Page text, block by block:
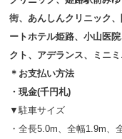
街、あんしんクリニック
ートホテル姫路、小山医
クト、アデランス、ミニ
＊お支払い方法
・現金(千円札)
▼駐車サイズ
・全長5.0m、全幅1.9m、